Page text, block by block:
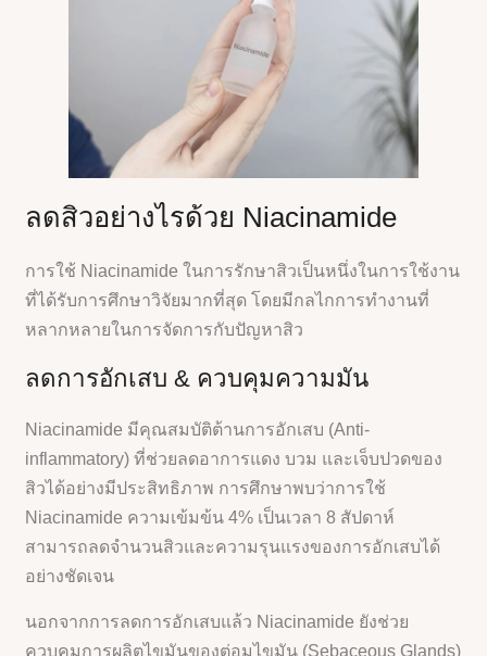
ลดสิวอย่างไรด้วย Niacinamide
การใช้ Niacinamide ในการรักษาสิวเป็นหนึ่งในการใช้งาน
ที่ได้รับการศึกษาวิจัยมากที่สุด โดยมีกลไกการทำงานที่
หลากหลายในการจัดการกับปัญหาสิว
ลดการอักเสบ & ควบคุมความมัน
Niacinamide มีคุณสมบัติต้านการอักเสบ (Anti-
inflammatory) ที่ช่วยลดอาการแดง บวม และเจ็บปวดของ
สิวได้อย่างมีประสิทธิภาพ การศึกษาพบว่าการใช้
Niacinamide ความเข้มข้น 4% เป็นเวลา 8 สัปดาห์
สามารถลดจำนวนสิวและความรุนแรงของการอักเสบได้
อย่างชัดเจน
นอกจากการลดการอักเสบแล้ว Niacinamide ยังช่วย
ควบคุมการผลิตไขมันของต่อมไขมัน (Sebaceous Glands)